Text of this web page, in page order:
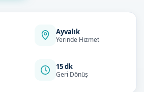
Ayvalık
Yerinde Hizmet
15 dk
Geri Dönüş